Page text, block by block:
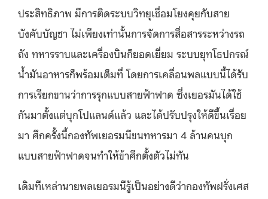
ประสิทธิภาพ มีการติดระบบวิทยุเชื่อมโยงคุยกับสาย
บังคับบัญชา ไม่เพียงเท่านั้นการจัดการสื่อสารระหว่างรถ
ถัง ทหารราบและเครื่องบินก็ยอดเยี่ยม ระบบยุทโธปกรณ์
น้ำมันอาหารก็พร้อมเต็มที่ โดยการเคลื่อนพลแบบนี้ได้รับ
การเรียกขานว่าการรุกแบบสายฟ้าฟาด ซึ่งเยอรมันได้ใช้
กันมาตั้งแต่บุกโปแลนด์แล้ว และได้ปรับปรุงให้ดีขึ้นเรื่อย
มา ศึกครั้งนี้กองทัพเยอรมนีขนทหารมา 4 ล้านคนบุก
แบบสายฟ้าฟาดจนทำให้ข้าศึกตั้งตัวไม่ทัน
เดิมทีเหล่านายพลเยอรมนีรู้เป็นอย่างดีว่ากองทัพฝรั่งเศส